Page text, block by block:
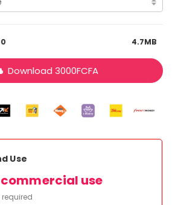
4.7MB
Download 3000FCFA
Use
commercial use